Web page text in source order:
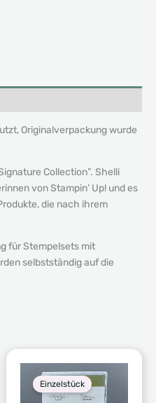
Originalverpackung wurde
Collection”. Shelli
von Stampin’ Up! und es
die nach ihrem
für Stempelsets mit
selbstständig auf die
Einzelstück